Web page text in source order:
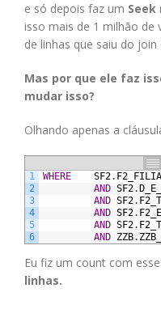
e só depois faz um Seek
isso mais de 1 milhão de
de linhas que saiu do
Mas por que ele faz
mudar isso?
Olhando apenas a
1
2
3
4
5
6
WHERE SF2.
AND SF2.
AND SF2.
AND SF2.
AND SF2.
AND ZZB.
Eu fiz um count com
linhas.